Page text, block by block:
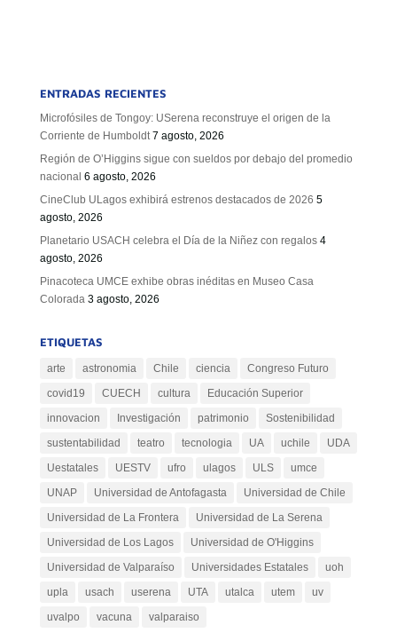
ENTRADAS RECIENTES
Microfósiles de Tongoy: USerena reconstruye el origen de la
Corriente de Humboldt 7 agosto, 2026
Región de O’Higgins sigue con sueldos por debajo del promedio
nacional 6 agosto, 2026
CineClub ULagos exhibirá estrenos destacados de 2026 5
agosto, 2026
Planetario USACH celebra el Día de la Niñez con regalos 4
agosto, 2026
Pinacoteca UMCE exhibe obras inéditas en Museo Casa
Colorada 3 agosto, 2026
ETIQUETAS
arte astronomia Chile ciencia
Congreso Futuro
covid19
CUECH cultura
Educación Superior
innovacion
Investigación patrimonio
Sostenibilidad
sustentabilidad
teatro tecnologia UA uchile
UDA
Uestatales
UESTV ufro ulagos ULS
umce
UNAP
Universidad de Antofagasta
Universidad de Chile
Universidad de La Frontera
Universidad de La Serena
Universidad de Los Lagos
Universidad de O'Higgins
Universidad de Valparaíso
Universidades Estatales
uoh
upla
usach userena UTA utalca utem
uv
uvalpo
vacuna valparaiso